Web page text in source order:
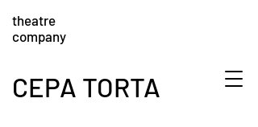
CEPA TORTA
theatre
company